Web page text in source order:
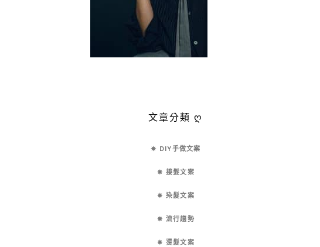
文章分類 ღ
✵ DIY手做文案
✵ 接髮文案
✵ 染髮文案
✵ 流行趨勢
✵ 燙髮文案